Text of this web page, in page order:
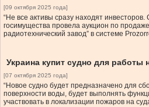
[09 октября 2025 года]
“Не все активы сразу находят
госимущества провела аукцион по
радиотехнический завод” в системе
Украина купит судно для работы
[07 октября 2025 года]
“Новое судно будет предназначено для
поверхности воды, будет выполнять
участвовать в локализации пожаров на